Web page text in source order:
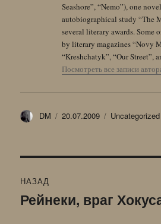
Seashore”, “Nemo”), one
autobiographical study “The
several literary awards. Some
by literary magazines “Novy
“Kreshchatyk”, “Our Street”,
Посмотреть все записи
Автор
DM Опубликовано
20.07.2009 Рубрики
Uncategorized
по
НАЗАД
Предыдущая
Рейнеки, враг